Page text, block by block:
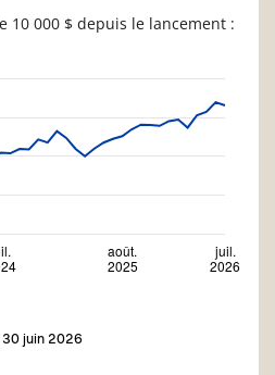
10 000 $ depuis le lancement :
30 juin 2026